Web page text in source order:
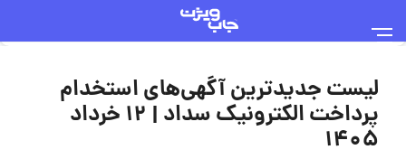
لیست جدیدترین آگهی‌های استخدام
پرداخت الکترونیک سداد | ۱۲ خرداد
۱۴۰۵